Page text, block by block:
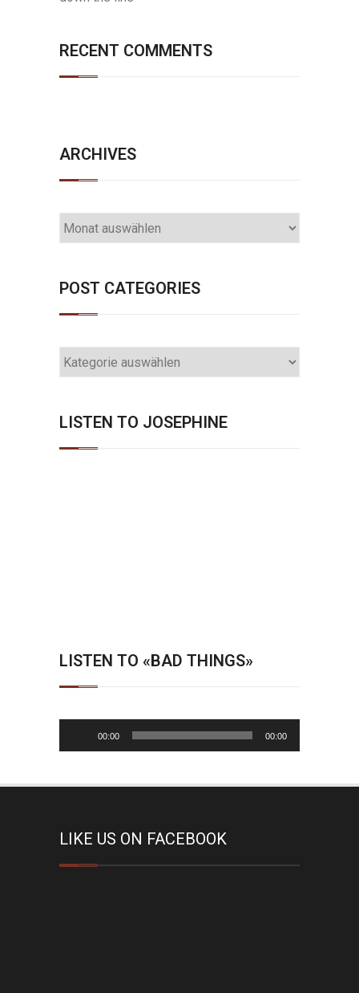
RECENT COMMENTS
ARCHIVES
ARCHIVES
POST CATEGORIES
POST
CATEGORIES
LISTEN TO JOSEPHINE
LISTEN TO «BAD THINGS»
00:00 00:00
LIKE US ON FACEBOOK